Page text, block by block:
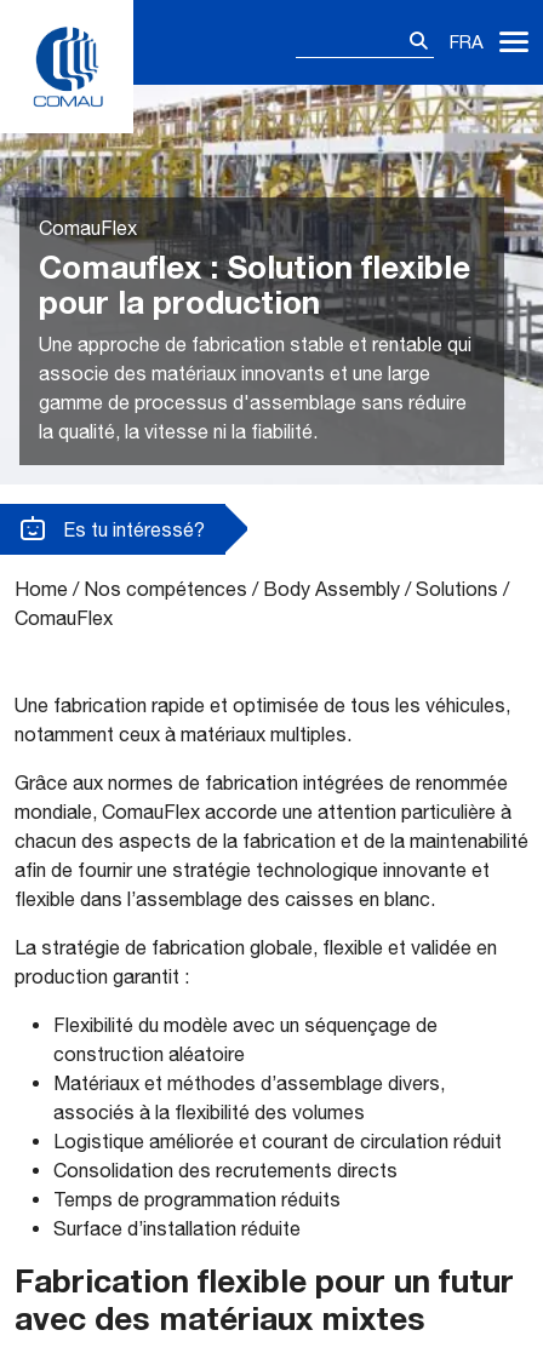
content
FRA
ComauFlex
Comauflex : Solution flexible
pour la production
Une approche de fabrication stable et rentable qui
associe des matériaux innovants et une large
gamme de processus d'assemblage sans réduire
la qualité, la vitesse ni la fiabilité.
Es tu intéressé?
Home / Nos compétences / Body Assembly /Solutions /
ComauFlex
Une fabrication rapide et optimisée de tous les véhicules,
notamment ceux à matériaux multiples.
Grâce aux normes de fabrication intégrées de renommée
mondiale, ComauFlex accorde une attention particulière à
chacun des aspects de la fabrication et de la maintenabilité
afin de fournir une stratégie technologique innovante et
flexible dans l’assemblage des caisses en blanc.
La stratégie de fabrication globale, flexible et validée en
production garantit :
Flexibilité du modèle avec un séquençage de
construction aléatoire
Matériaux et méthodes d’assemblage divers,
associés à la flexibilité des volumes
Logistique améliorée et courant de circulation réduit
Consolidation des recrutements directs
Temps de programmation réduits
Surface d’installation réduite
Fabrication flexible pour un futur
avec des matériaux mixtes